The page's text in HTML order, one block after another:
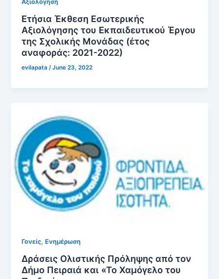
Αξιολόγηση
Ετήσια Έκθεση Εσωτερικής
Αξιολόγησης του Εκπαιδευτικού Έργου
της Σχολικής Μονάδας (έτος
αναφοράς: 2021-2022)
evilapata /June 23, 2022
Γονείς, Ενημέρωση
Δράσεις Ολιστικής Πρόληψης από τον
Δήμο Πειραιά και «Το Χαμόγελο του